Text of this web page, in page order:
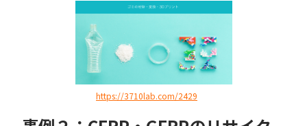
https://3710lab.com/2429